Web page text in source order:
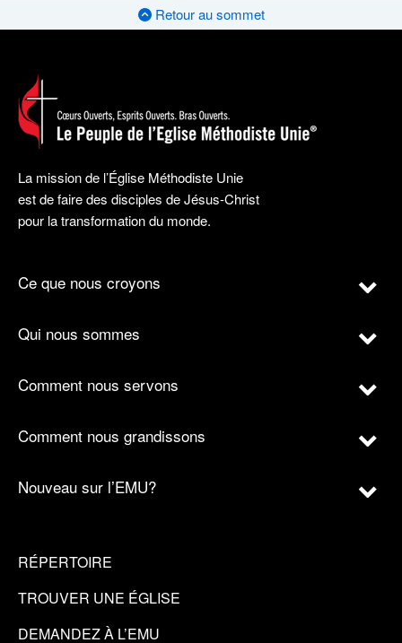
Retour au sommet
La mission de l’Église Méthodiste Unie
est de faire des disciples de Jésus-Christ
pour la transformation du monde.
Ce que nous croyons
Qui nous sommes
Comment nous servons
Comment nous grandissons
Nouveau sur l’EMU?
RÉPERTOIRE
TROUVER UNE ÉGLISE
DEMANDEZ À L’EMU